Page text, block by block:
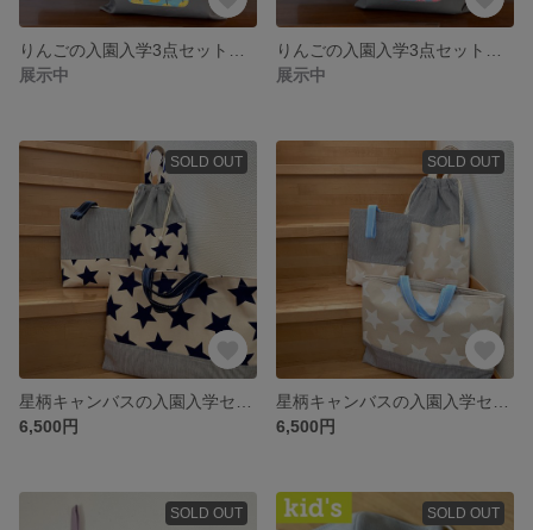
展示中
展示中
SOLD OUT
6,500円
SOLD OUT
6,500円
SOLD OUT SOLD OUT